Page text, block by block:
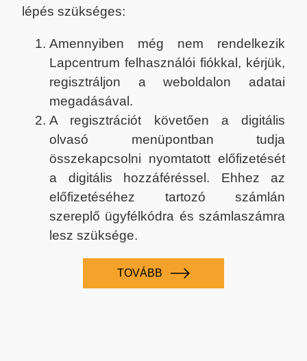
lépés szükséges:
Amennyiben még nem rendelkezik
Lapcentrum felhasználói fiókkal, kérjük,
regisztráljon a weboldalon adatai
megadásával.
A regisztrációt követően a digitális
olvasó menüpontban tudja
összekapcsolni nyomtatott előfizetését
a digitális hozzáféréssel. Ehhez az
előfizetéséhez tartozó számlán
szereplő ügyfélkódra és számlaszámra
lesz szüksége.
TOVÁBB